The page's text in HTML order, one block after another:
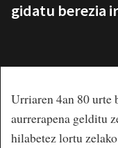
gidatu berezia
Urriaren 4an 80 urte
aurrerapena gelditu
hilabetez lortu